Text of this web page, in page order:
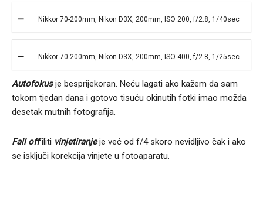
Nikkor 70-200mm, Nikon D3X, 200mm, ISO 200, f/2.8, 1/40sec
Nikkor 70-200mm, Nikon D3X, 200mm, ISO 400, f/2.8, 1/25sec
Autofokusje besprijekoran. Neću lagati ako kažem da sam
tokom tjedan dana i gotovo tisuću okinutih fotki imao možda
desetak mutnih fotografija.
Fall offiliti vinjetiranjeje već od f/4 skoro nevidljivo čak i ako
se isključi korekcija vinjete u fotoaparatu.